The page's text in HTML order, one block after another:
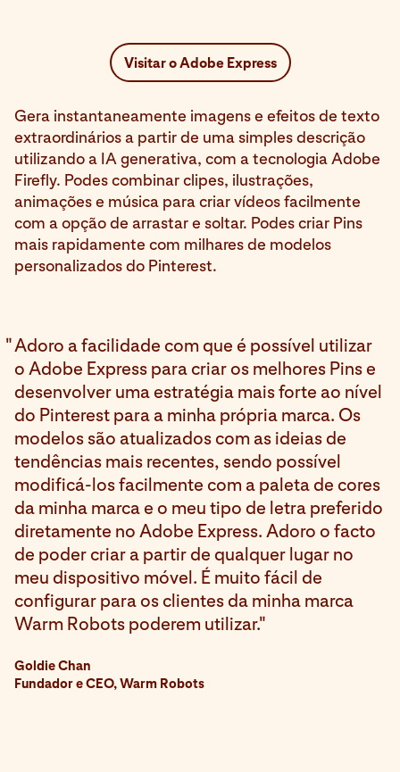
Visitar o Adobe Express
Gera instantaneamente imagens e efeitos de texto
extraordinários a partir de uma simples descrição
utilizando a IA generativa, com a tecnologia Adobe
Firefly. Podes combinar clipes, ilustrações,
animações e música para criar vídeos facilmente
com a opção de arrastar e soltar. Podes criar Pins
mais rapidamente com milhares de modelos
personalizados do Pinterest.
"Adoro a facilidade com que é possível utilizar
o Adobe Express para criar os melhores Pins e
desenvolver uma estratégia mais forte ao nível
do Pinterest para a minha própria marca. Os
modelos são atualizados com as ideias de
tendências mais recentes, sendo possível
modificá-los facilmente com a paleta de cores
da minha marca e o meu tipo de letra preferido
diretamente no Adobe Express. Adoro o facto
de poder criar a partir de qualquer lugar no
meu dispositivo móvel. É muito fácil de
configurar para os clientes da minha marca
Warm Robots poderem utilizar."
Goldie Chan
Fundador e CEO, Warm Robots